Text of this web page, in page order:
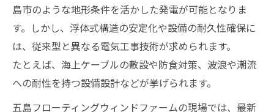
島市のような地形条件を活かした発電が可能となりま
す。しかし、浮体式構造の安定化や設備の耐久性確保に
は、従来型と異なる電気工事技術が求められます。
たとえば、海上ケーブルの敷設や防食対策、波浪や潮流
への耐性を持つ設備設計などが挙げられます。
五島フローティングウィンドファームの現場では、最新